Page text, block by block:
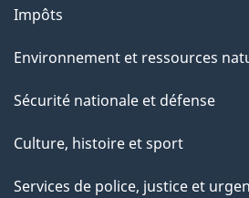
g
e
Impôts
Environnement et ressources
Sécurité nationale et défense
Culture, histoire et sport
Services de police, justice et